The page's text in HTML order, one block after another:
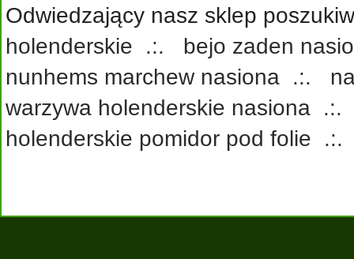
Odwiedzający nasz sklep
holenderskie .:. bejo zaden
nunhems marchew nasiona .:.
warzywa holenderskie nasiona
holenderskie pomidor pod folie